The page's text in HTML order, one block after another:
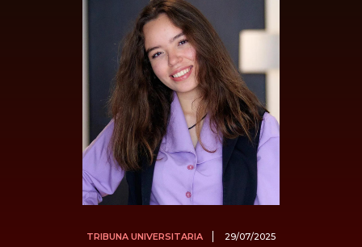
TRIBUNA UNIVERSITARIA 29/07/2025